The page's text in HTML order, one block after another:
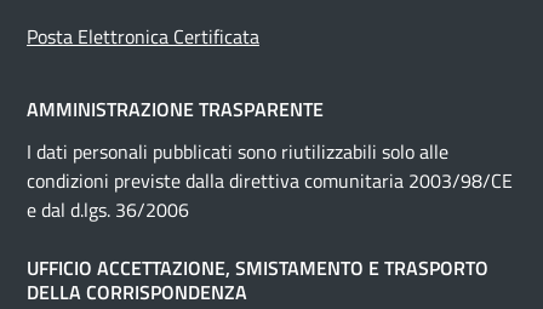
Posta Elettronica Certificata
AMMINISTRAZIONE TRASPARENTE
I dati personali pubblicati sono riutilizzabili solo alle
condizioni previste dalla direttiva comunitaria 2003/98/CE
e dal d.lgs. 36/2006
UFFICIO ACCETTAZIONE, SMISTAMENTO E TRASPORTO
DELLA CORRISPONDENZA